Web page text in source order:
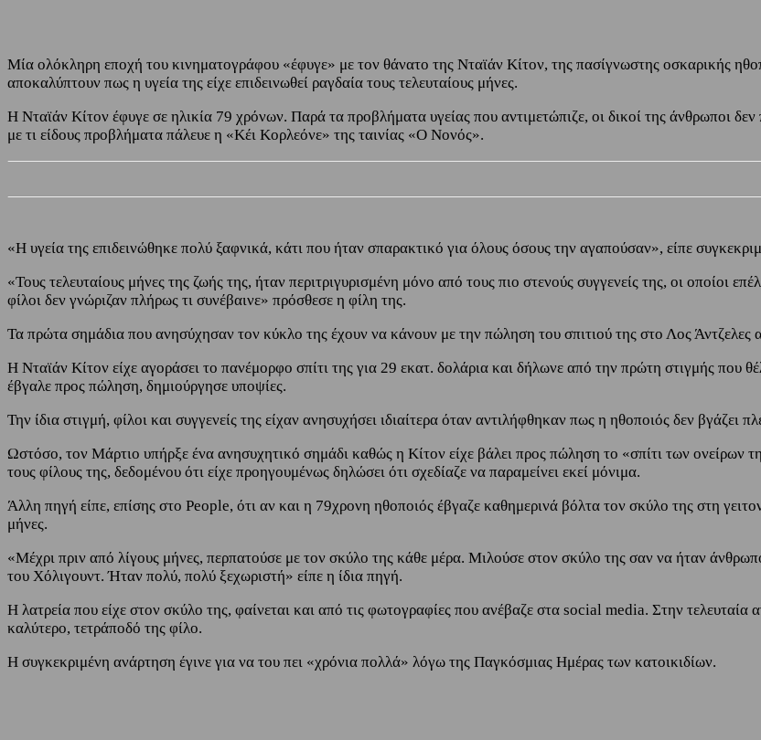
Μία ολόκληρη εποχή του κινηματογράφου «έφυγε» με τον θάνατο της Νταϊάν Κίτον, της πασίγνωστης οσκαρικής
αποκαλύπτουν πως η υγεία της είχε επιδεινωθεί ραγδαία τους τελευταίους μήνες.
Η Νταϊάν Κίτον έφυγε σε ηλικία 79 χρόνων. Παρά τα προβλήματα υγείας που αντιμετώπιζε, οι δικοί της άνθρωποι
με τι είδους προβλήματα πάλευε η «Κέι Κορλεόνε» της ταινίας «Ο Νονός».
«Η υγεία της επιδεινώθηκε πολύ ξαφνικά, κάτι που ήταν σπαρακτικό για όλους όσους την αγαπούσαν», είπε
«Τους τελευταίους μήνες της ζωής της, ήταν περιτριγυρισμένη μόνο από τους πιο στενούς συγγενείς της, οι οποίοι
φίλοι δεν γνώριζαν πλήρως τι συνέβαινε» πρόσθεσε η φίλη της.
Τα πρώτα σημάδια που ανησύχησαν τον κύκλο της έχουν να κάνουν με την πώληση του σπιτιού της στο Λος Άντζελες
Η Νταϊάν Κίτον είχε αγοράσει το πανέμορφο σπίτι της για 29 εκατ. δολάρια και δήλωνε από την πρώτη στιγμής που
έβγαλε προς πώληση, δημιούργησε υποψίες.
Την ίδια στιγμή, φίλοι και συγγενείς της είχαν ανησυχήσει ιδιαίτερα όταν αντιλήφθηκαν πως η ηθοποιός δεν βγάζει
Ωστόσο, τον Μάρτιο υπήρξε ένα ανησυχητικό σημάδι καθώς η Κίτον είχε βάλει προς πώληση το «σπίτι των ονείρων
τους φίλους της, δεδομένου ότι είχε προηγουμένως δηλώσει ότι σχεδίαζε να παραμείνει εκεί μόνιμα.
Άλλη πηγή είπε, επίσης στο People, ότι αν και η 79χρονη ηθοποιός έβγαζε καθημερινά βόλτα τον σκύλο της στη
μήνες.
«Μέχρι πριν από λίγους μήνες, περπατούσε με τον σκύλο της κάθε μέρα. Μιλούσε στον σκύλο της σαν να ήταν
του Χόλιγουντ. Ήταν πολύ, πολύ ξεχωριστή» είπε η ίδια πηγή.
Η λατρεία που είχε στον σκύλο της, φαίνεται και από τις φωτογραφίες που ανέβαζε στα social media. Στην
καλύτερο, τετράποδό της φίλο.
Η συγκεκριμένη ανάρτηση έγινε για να του πει «χρόνια πολλά» λόγω της Παγκόσμιας Ημέρας των κατοικιδίων.